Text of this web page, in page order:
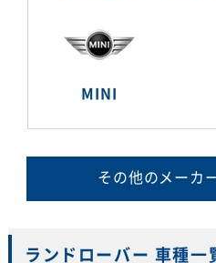
MINI
その他のメーカ
ランドローバー 車種一